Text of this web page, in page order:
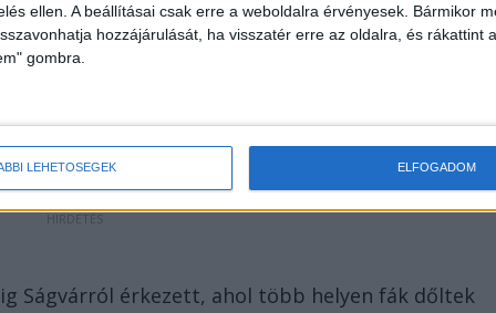
ellen. A beállításai csak erre a weboldalra érvényesek. Bármikor
hozzájárulását, ha visszatér erre az oldalra, és rákattint
gombra.
LEHETŐSÉGEK ELFOGADOM
főként déli-délnyugati részén, különösen a
és Zala megyében – olvasható a
Ságvárról érkezett, ahol több helyen fák dőltek